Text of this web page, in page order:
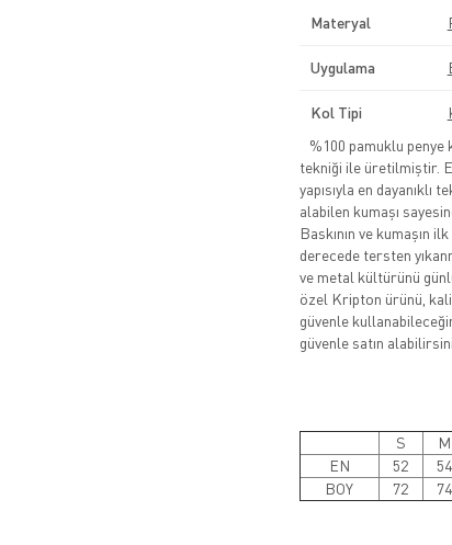
Materyal
Uygulama
Kol Tipi
%100 pamuklu penye
tekniği ile üretilmiştir.
yapısıyla en dayanıklı
alabilen kumaşı
Baskının ve kumaşın
derecede tersten
ve metal kültürünü
özel Kripton ürünü,
güvenle
güvenle satın
S
M
EN
52 54
BOY
72 74